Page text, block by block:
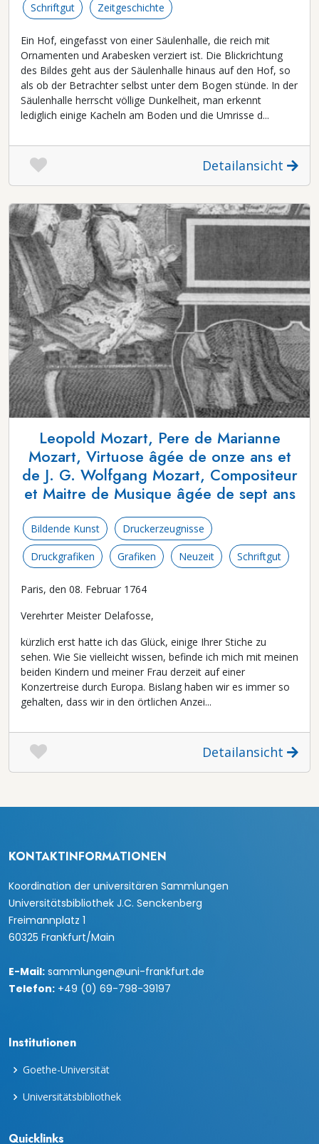
Schriftgut Zeitgeschichte
Ein Hof, eingefasst von einer Säulenhalle, die reich mit
Ornamenten und Arabesken verziert ist. Die Blickrichtung
des Bildes geht aus der Säulenhalle hinaus auf den Hof, so
als ob der Betrachter selbst unter dem Bogen stünde. In der
Säulenhalle herrscht völlige Dunkelheit, man erkennt
lediglich einige Kacheln am Boden und die Umrisse d...
Detailansicht
Leopold Mozart, Pere de Marianne
Mozart, Virtuose âgée de onze ans et
de J. G. Wolfgang Mozart, Compositeur
et Maitre de Musique âgée de sept ans
Bildende Kunst Druckerzeugnisse
Druckgrafiken Grafiken Neuzeit Schriftgut
Paris, den 08. Februar 1764
Verehrter Meister Delafosse,
kürzlich erst hatte ich das Glück, einige Ihrer Stiche zu
sehen. Wie Sie vielleicht wissen, befinde ich mich mit meinen
beiden Kindern und meiner Frau derzeit auf einer
Konzertreise durch Europa. Bislang haben wir es immer so
gehalten, dass wir in den örtlichen Anzei...
Detailansicht
KONTAKTINFORMATIONEN
Koordination der universitären Sammlungen
Universitätsbibliothek J.C. Senckenberg
Freimannplatz 1
60325 Frankfurt/Main
E-Mail: sammlungen@uni-frankfurt.de
Telefon: +49 (0) 69-798-39197
Institutionen
Goethe-Universität
Universitätsbibliothek
Quicklinks